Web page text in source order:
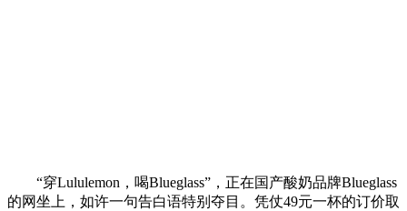
“穿Lululemon，喝Blueglass”，正在国产酸奶品牌Blueglass
的网坐上，如许一句告白语特别夺目。凭仗49元一杯的订价取